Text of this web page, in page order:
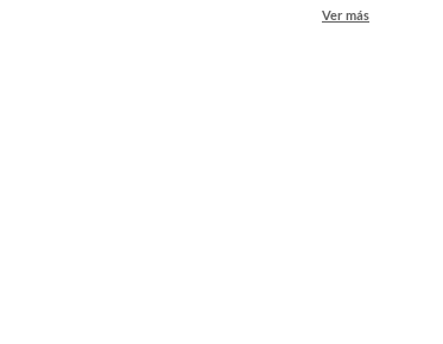
Ver más